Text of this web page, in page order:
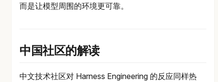
而是让模型周围的环境更可靠。
中国社区的解读
中文技术社区对 Harness Engineering 的反应同样热